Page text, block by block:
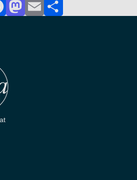
Mastodon
EmailPartager